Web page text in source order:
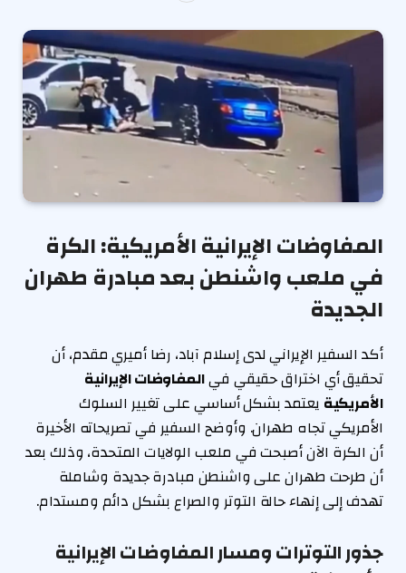
المفاوضات الإيرانية الأمريكية: الكرة
في ملعب واشنطن بعد مبادرة طهران
الجديدة
أكد السفير الإيراني لدى إسلام آباد، رضا أميري مقدم، أن
تحقيق أي اختراق حقيقي فيالمفاوضات الإيرانية
الأمريكية يعتمد بشكل أساسي على تغيير السلوك
الأمريكي تجاه طهران. وأوضح السفير في تصريحاته الأخيرة
أن الكرة الآن أصبحت في ملعب الولايات المتحدة، وذلك بعد
أن طرحت طهران على واشنطن مبادرة جديدة وشاملة
تهدف إلى إنهاء حالة التوتر والصراع بشكل دائم ومستدام.
جذور التوترات ومسار المفاوضات الإيرانية